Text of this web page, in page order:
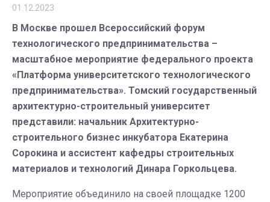
01.12.2023
В Москве прошел Всероссийский форум
технологического предпринимательства –
масштабное мероприятие федерального проекта
«Платформа университетского технологического
предпринимательства». Томский государственный
архитектурно-строительный университет
представили: начальник Архитектурно-
строительного бизнес инкубатора Екатерина
Сорокина и ассистент кафедры строительных
материалов и технологий Динара Горкольцева.
Мероприятие объединило на своей площадке 1200